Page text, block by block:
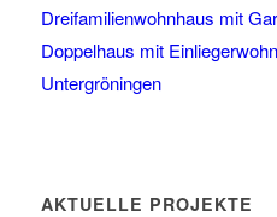
Dreifamilienwohnhaus mit
Doppelhaus mit
Untergröningen
AKTUELLE PROJEKTE